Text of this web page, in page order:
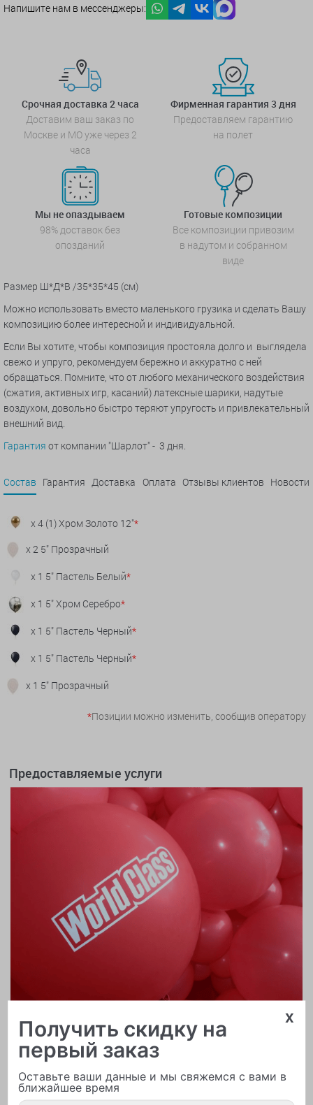
Напишите нам в мессенджеры:
Срочная доставка 2 часа
Доставим ваш заказ по
Москве и МО уже через 2
часа
Фирменная гарантия 3 дня
Предоставляем гарантию
на полет
Мы не опаздываем
98% доставок без
опозданий
Готовые композиции
Все композиции привозим
в надутом и собранном
виде
Размер Ш*Д*В /35*35*45 (см)
Можно использовать вместо маленького грузика и сделать Вашу
композицию более интересной и индивидуальной.
Если Вы хотите, чтобы композиция простояла долго и выглядела
свежо и упруго, рекомендуем бережно и аккуратно с ней
обращаться. Помните, что от любого механического воздействия
(сжатия, активных игр, касаний) латексные шарики, надутые
воздухом, довольно быстро теряют упругость и привлекательный
внешний вид.
Гарантия от компании "Шарлот" - 3 дня.
Состав Гарантия Доставка Оплата Отзывы клиентов Новости
x 4 (1) Хром Золото 12"*
x 2 5" Прозрачный
x 1 5" Пастель Белый*
x 1 5" Хром Серебро*
x 1 5" Пастель Черный*
x 1 5" Пастель Черный*
x 1 5" Прозрачный
*Позиции можно изменить, сообщив оператору
Предоставляемые услуги
Печать логотипа
x
Получить скидку на
первый заказ
Оставьте ваши данные и мы свяжемся с вами в
ближайшее время